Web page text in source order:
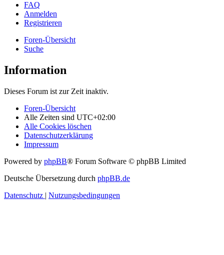
FAQ
Anmelden
Registrieren
Foren-Übersicht
Suche
Information
Dieses Forum ist zur Zeit inaktiv.
Foren-Übersicht
Alle Zeiten sind UTC+02:00
Alle Cookies löschen
Datenschutzerklärung
Impressum
Powered by phpBB® Forum Software © phpBB Limited
Deutsche Übersetzung durch phpBB.de
Datenschutz | Nutzungsbedingungen